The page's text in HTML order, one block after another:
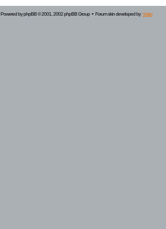
Powered byphpBB© 2001, 2002 phpBB Group • Forum skin developed by Volize